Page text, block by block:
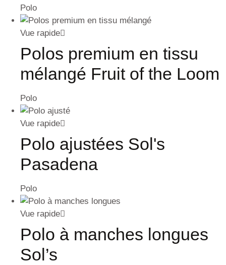
Polo
Vue rapide
Polos premium en tissu
mélangé Fruit of the Loom
Polo
Vue rapide
Polo ajustées Sol's
Pasadena
Polo
Vue rapide
Polo à manches longues
Sol’s